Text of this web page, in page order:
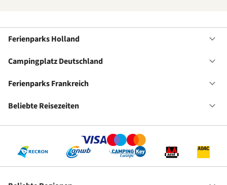
Ferienparks Holland
Campingplatz Deutschland
Ferienparks Frankreich
Beliebte Reisezeiten